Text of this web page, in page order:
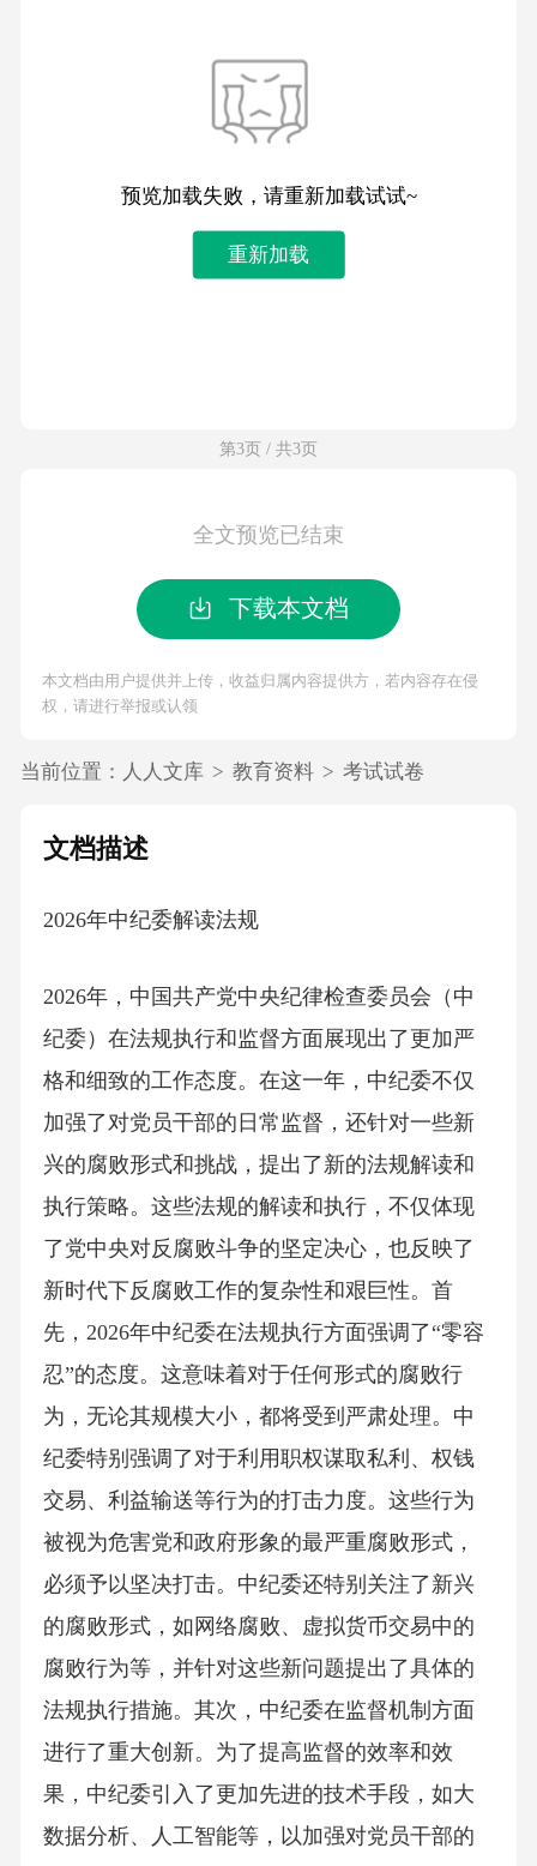
预览加载失败，请重新加载试试~
重新加载
第3页 / 共3页
全文预览已结束
下载本文档
本文档由用户提供并上传，收益归属内容提供方，若内容存在侵
权，请进行举报或认领
当前位置： 人人文库 > 教育资料 > 考试试卷
文档描述
2026年中纪委解读法规
2026年，中国共产党中央纪律检查委员会（中
纪委）在法规执行和监督方面展现出了更加严
格和细致的工作态度。在这一年，中纪委不仅
加强了对党员干部的日常监督，还针对一些新
兴的腐败形式和挑战，提出了新的法规解读和
执行策略。这些法规的解读和执行，不仅体现
了党中央对反腐败斗争的坚定决心，也反映了
新时代下反腐败工作的复杂性和艰巨性。首
先，2026年中纪委在法规执行方面强调了“零容
忍”的态度。这意味着对于任何形式的腐败行
为，无论其规模大小，都将受到严肃处理。中
纪委特别强调了对于利用职权谋取私利、权钱
交易、利益输送等行为的打击力度。这些行为
被视为危害党和政府形象的最严重腐败形式，
必须予以坚决打击。中纪委还特别关注了新兴
的腐败形式，如网络腐败、虚拟货币交易中的
腐败行为等，并针对这些新问题提出了具体的
法规执行措施。其次，中纪委在监督机制方面
进行了重大创新。为了提高监督的效率和效
果，中纪委引入了更加先进的技术手段，如大
数据分析、人工智能等，以加强对党员干部的